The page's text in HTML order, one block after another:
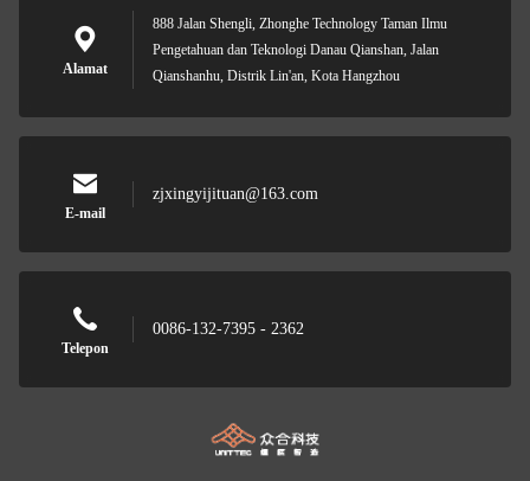
Alamat
888 Jalan Shengli, Zhonghe Technology Taman Ilmu
Pengetahuan dan Teknologi Danau Qianshan, Jalan
Qianshanhu, Distrik Lin'an, Kota Hangzhou
E-mail
zjxingyijituan@163.com
Telepon
0086-132-7395 - 2362